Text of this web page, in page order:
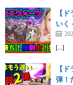
【
いく
[…]
【
弾！